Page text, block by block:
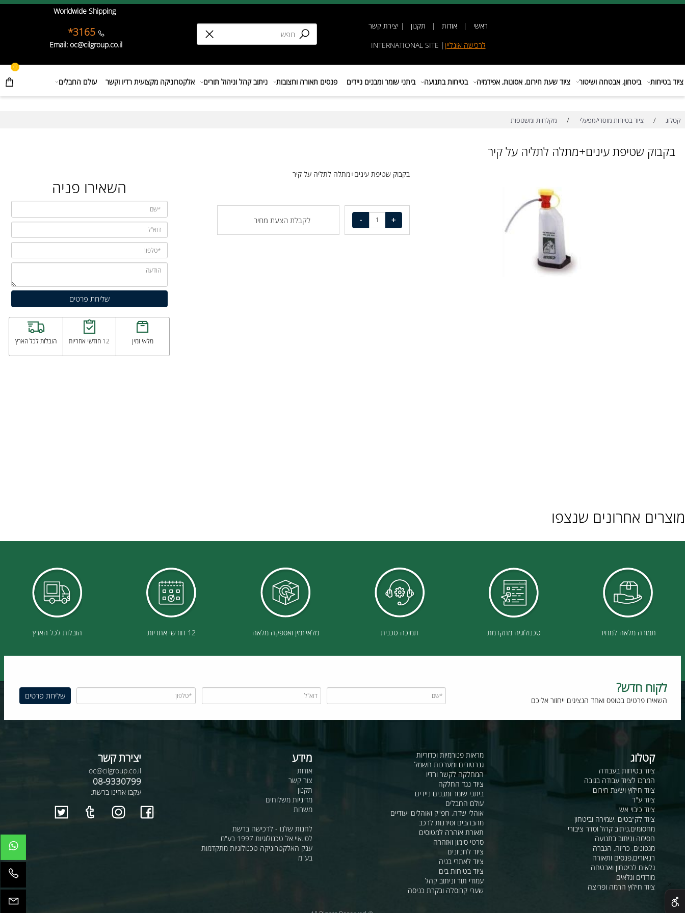
|אודות |תקנון |יצירת קשר
לרכישהאונליין|
INTERNATIONAL SITE
Worldwide Shipping
3165*
Email: oc@cilgroup.co.il
0
ביטחון, אבטחה ושיטור ציוד שעת חירום, אסונות, אפידמיה בטיחות בתנועה ביתני שומר ומבנים ניידים פנסים תאורה וחצובות ניתוב קהל וניהול תורים אלקטרוניקה מקצועית רדיו וקשר עולם החבלים
ציוד בטיחות מוסדי/מפעלי / מקלחות ומשטפות
שטיפת עינים+מתלה לתליה על קיר
בקבוק שטיפת עינים+מתלה לתליה על קיר
השאירו פניה
מלאי זמין 12 חודשי אחריות הובלות לכל הארץ
אחרונים שנצפו
תמורה מלאה למחיר טכנולוגיה מתקדמת תמיכה טכנית מלאי זמין ואספקה מלאה 12 חודשי אחריות הובלות לכל הארץ
חדש?
פרטים בטופס ואחד הנציגים ייחזור אליכם
ציוד בטיחות בעבודה
המרכז לציוד עבודה בגובה
ציוד חילוץ ושעת חירום
ציוד כיבוי אש
ציוד לק"בטים ,שמירה וביטחון
מחסומים,ניתוב קהל וסדר ציבורי
חסימה וניתוב בתנועה
מגפונים, כריזה, הגברה
רנאורים,פנסים ותאורה
גלאים לביטחון ואבטחה
מראות פנורמיות וכדוריות
גנרטורים ומערכות חשמל
המחלקה לקשר ורדיו
ציוד נגד החלקה
ביתני שומר ומבנים ניידים
עולם החבלים
אוהלי שדה, חפ"ק ואוהלים יעודיים
מהבהבים וסירנות לרכב
תאורת אזהרה למטוסים
סרטי סימון ואזהרה
ציוד לחניונים
ציוד לאתרי בניה
מידע
אודות
צור קשר
מדיניות משלוחים
משרות
לחנות שלנו - לרכישה ברשת
יצירת קשר
08-9330799